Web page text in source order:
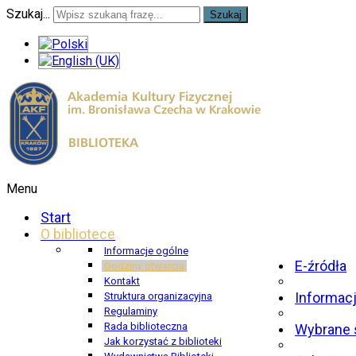
Szukaj... Szukaj
Menu
Start
O bibliotece
Informacje ogólne
Godziny otwarcia
Kontakt
Struktura organizacyjna
Regulaminy
Rada biblioteczna
Jak korzystać z biblioteki
E-źródła
Wybrane